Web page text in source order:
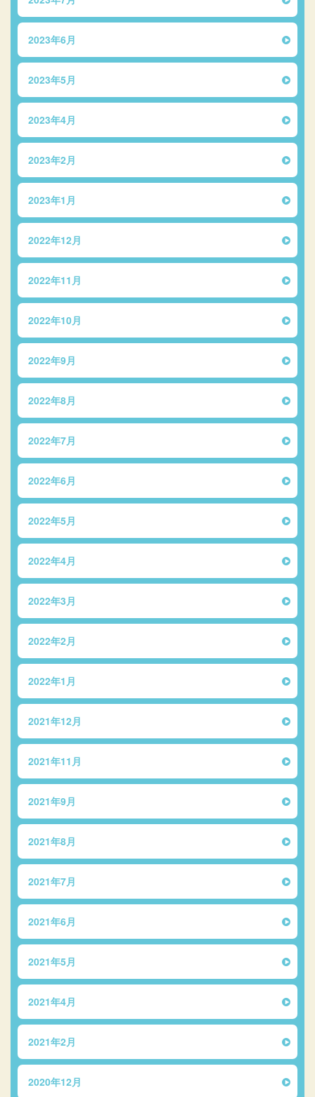
2023年6月
2023年5月
2023年4月
2023年2月
2023年1月
2022年12月
2022年11月
2022年10月
2022年9月
2022年8月
2022年7月
2022年6月
2022年5月
2022年4月
2022年3月
2022年2月
2022年1月
2021年12月
2021年11月
2021年9月
2021年8月
2021年7月
2021年6月
2021年5月
2021年4月
2021年2月
2020年12月